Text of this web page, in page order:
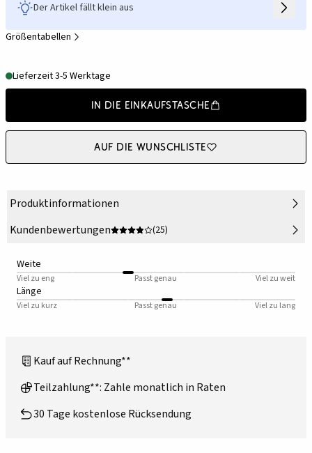
Der Artikel fällt klein aus
Größentabellen
Lieferzeit 3-5 Werktage
In die Einkaufstasche
Auf die Wunschliste
Produktinformationen
Kundenbewertungen
(25)
Weite
Viel zu eng Passt genau Viel zu weit
Länge
Viel zu kurz Passt genau Viel zu lang
Kauf auf Rechnung**
Teilzahlung**: Zahle monatlich in Raten
30 Tage kostenlose Rücksendung